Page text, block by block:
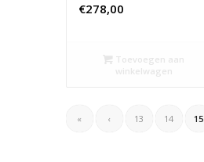
€278,00
Toevoegen aan
winkelwagen
« ‹ 13 14 15